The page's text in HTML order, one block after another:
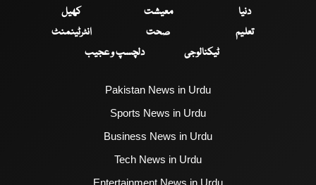
دنیا
معیشت
کھیل
تعلیم
صحت
انٹرٹینمنٹ
ٹیکنالوجی
دلچسپ و عجیب
Pakistan News in Urdu
Sports News in Urdu
Business News in Urdu
Tech News in Urdu
Entertainment News in Urdu